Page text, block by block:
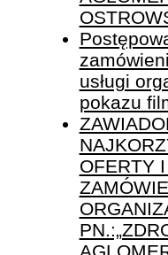
usługi
pokazu
OFERTY